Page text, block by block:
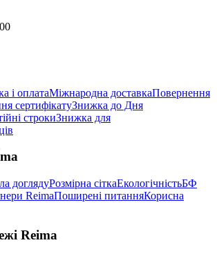
і оплатаМіжнародна доставкаПовернення
сертифікатуЗнижка до Дня
строкиЗнижка для
доглядуРозмірна сіткаЕкологічністьБФ
ReimaПоширені питанняКорисна
Reima